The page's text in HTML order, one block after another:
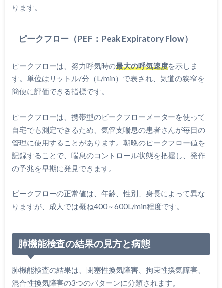
ります。
ピークフロー（PEF：Peak Expiratory Flow）
ピークフローは、努力呼気時の最大の呼気速度を示しま
す。単位はリットル/分（L/min）で表され、気道の狭窄を
簡便に評価できる指標です。
ピークフローは、携帯型のピークフローメーターを使って
自宅でも測定できるため、気管支喘息の患者さんが毎日の
管理に使用することがあります。朝晩のピークフロー値を
記録することで、喘息のコントロール状態を把握し、発作
の予兆を早期に発見できます。
ピークフローの正常値は、年齢、性別、身長によって異な
りますが、成人では概ね400～600L/min程度です。
肺機能検査の結果の見方と病態
肺機能検査の結果は、閉塞性換気障害、拘束性換気障害、
混合性換気障害の3つのパターンに分類されます。